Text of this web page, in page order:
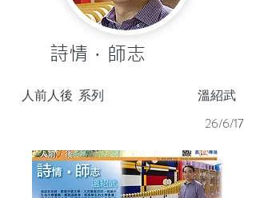
詩情．師志
溫紹武
人前人後 系列
26/6/17